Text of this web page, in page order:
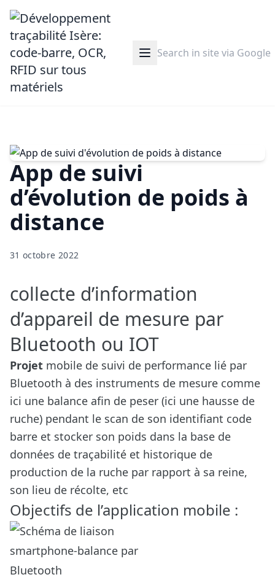
App de suivi
d’évolution de poids à
distance
31 octobre 2022
collecte d’information
d’appareil de mesure par
Bluetooth ou IOT
Projet mobile de suivi de performance lié par
Bluetooth à des instruments de mesure comme
ici une balance afin de peser (ici une hausse de
ruche) pendant le scan de son identifiant code
barre et stocker son poids dans la base de
données de traçabilité et historique de
production de la ruche par rapport à sa reine,
son lieu de récolte, etc
Objectifs de l’application mobile :